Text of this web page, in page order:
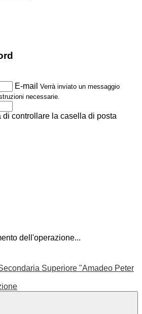
E-mail Verrà inviato un messaggio
necessarie.
di controllare la casella di posta
dell'operazione...